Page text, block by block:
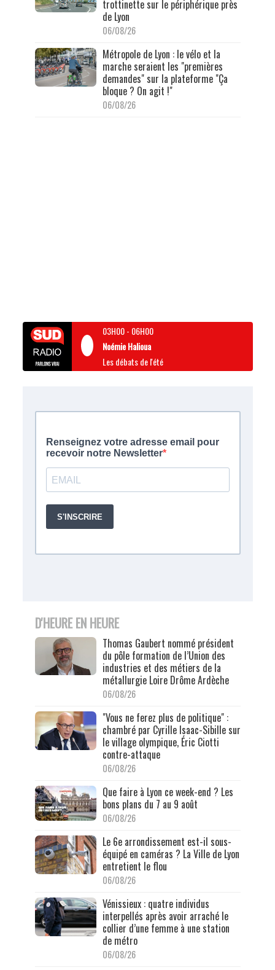
trottinette sur le périphérique près
de Lyon
06/08/26
Métropole de Lyon : le vélo et la
marche seraient les "premières
demandes" sur la plateforme "Ça
bloque ? On agit !"
06/08/26
03H00- 06H00
Noémie Halioua
Les débats de l'été
D'HEURE EN HEURE
Thomas Gaubert nommé président
du pôle formation de l’Union des
industries et des métiers de la
métallurgie Loire Drôme Ardèche
06/08/26
"Vous ne ferez plus de politique" :
chambré par Cyrille Isaac-Sibille sur
le village olympique, Éric Ciotti
contre-attaque
06/08/26
Que faire à Lyon ce week-end ? Les
bons plans du 7 au 9 août
06/08/26
Le 6e arrondissement est-il sous-
équipé en caméras ? La Ville de Lyon
entretient le flou
06/08/26
Vénissieux : quatre individus
interpellés après avoir arraché le
collier d’une femme à une station
de métro
06/08/26